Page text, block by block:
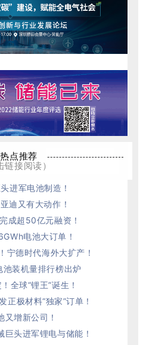
点推荐
链接阅读）
进军电池制造！
迪又有大动作！
成超50亿元融资！
电池大订单！
德时代海外大扩产！
池装机量排行榜出炉
全球“锂王”诞生！
正极材料“独家”订单！
增新公司！
头进军锂电与储能！